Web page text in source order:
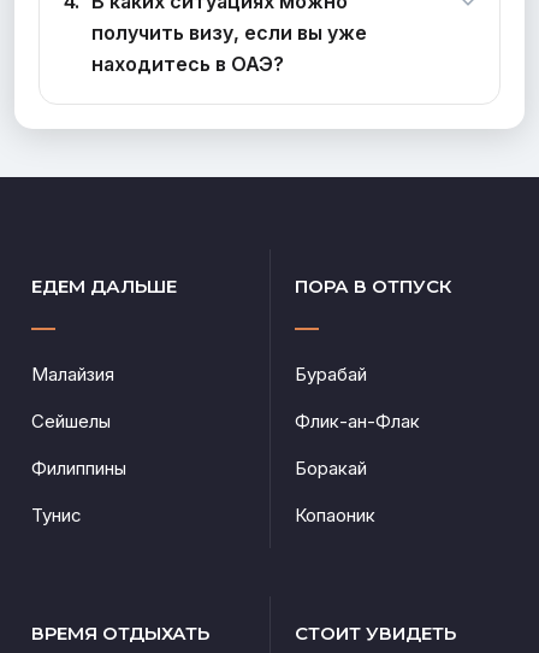
получить визу, если вы уже
находитесь в ОАЭ?
ЕДЕМ ДАЛЬШЕ
Малайзия
Сейшелы
Филиппины
Тунис
ПОРА В ОТПУСК
Бурабай
Флик-ан-Флак
Боракай
Копаоник
ВРЕМЯ ОТДЫХАТЬ СТОИТ УВИДЕТЬ